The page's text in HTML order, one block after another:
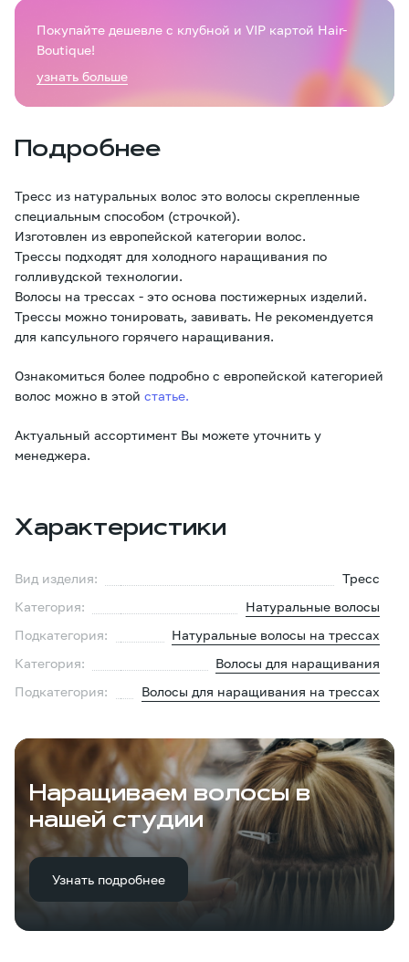
Подробнее
Тресс из натуральных волос это волосы скрепленные
специальным способом (строчкой).
Изготовлен из европейской категории волос.
Трессы подходят для холодного наращивания по
голливудской технологии.
Волосы на трессах - это основа постижерных изделий.
Трессы можно тонировать, завивать. Не рекомендуется
для капсульного горячего наращивания.
Ознакомиться более подробно с европейской категорией
волос можно в этой статье.
Актуальный ассортимент Вы можете уточнить у
менеджера.
Характеристики
Вид изделия:
Тресс
Категория:
Натуральные волосы
Подкатегория:
Натуральные волосы на трессах
Категория:
Волосы для наращивания
Подкатегория:
Волосы для наращивания на трессах
Покупайте дешевле с клубной и VIP картой Hair-
Boutique!
узнать больше
Наращиваем волосы в
нашей студии
Узнать подробнее